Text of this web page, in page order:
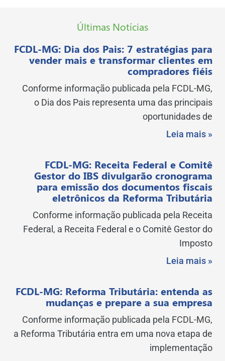
Últimas Notícias
FCDL-MG: Dia dos Pais: 7 estratégias para
vender mais e transformar clientes em
compradores fiéis
Conforme informação publicada pela FCDL-MG,
o Dia dos Pais representa uma das principais
oportunidades de
Leia mais »
FCDL-MG: Receita Federal e Comitê
Gestor do IBS divulgarão cronograma
para emissão dos documentos fiscais
eletrônicos da Reforma Tributária
Conforme informação publicada pela Receita
Federal, a Receita Federal e o Comitê Gestor do
Imposto
Leia mais »
FCDL-MG: Reforma Tributária: entenda as
mudanças e prepare a sua empresa
Conforme informação publicada pela FCDL-MG,
a Reforma Tributária entra em uma nova etapa de
implementação